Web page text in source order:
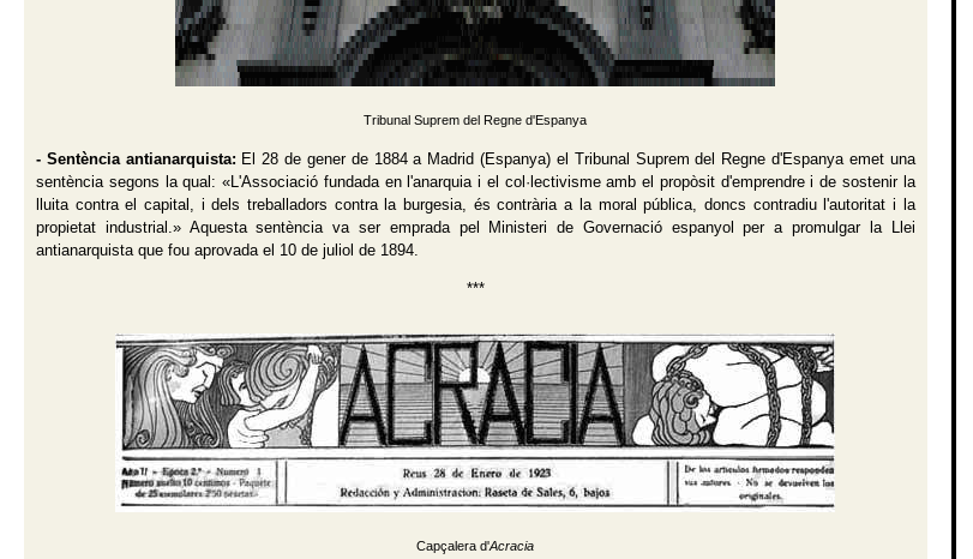
Tribunal Suprem del Regne d'Espanya
- Sentència antianarquista: El 28 de gener de 1884 a Madrid (Espanya) el Tribunal Suprem del Regne d'Espanya emet una
sentència segons la qual: «L'Associació fundada en l'anarquia i el col·lectivisme amb el propòsit d'emprendre i de sostenir la
lluita contra el capital, i dels treballadors contra la burgesia, és contrària a la moral pública, doncs contradiu l'autoritat i la
propietat industrial.» Aquesta sentència va ser emprada pel Ministeri de Governació espanyol per a promulgar la Llei
antianarquista que fou aprovada el 10 de juliol de 1894.
***
Capçalera d'Acracia